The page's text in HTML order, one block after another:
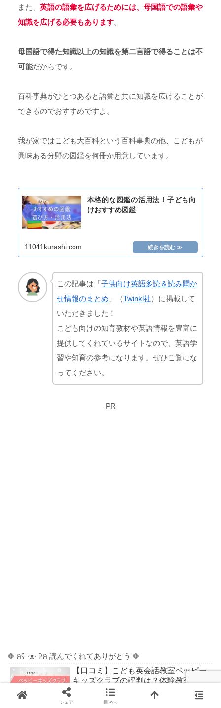
また、 英語の語彙を広げるためには、母国語での語彙や
知識を広げる必要もあります。
母国語で得た知識以上の知識を第二言語で得ることは不
可能だからです。
百科事典がひとつあると語彙と共に知識を広げることが
できるのでおすすめですよ。
我が家ではこども大百科という百科事典の他、こどもが
興味ある分野の図鑑を何冊か用意しています。
本格的な図鑑の活用法！子ども向
けおすすめ図鑑
11041kurashi.com
この記事は「子供向け英語多読＆読み聞か
せ情報のまとめ 」（Twinkl社）に掲載して
いただきました！
こども向けの知育教材や英語情報を豊富に
提供してくれているサイトなので、英語学
習や知育の参考になります。ぜひご覧にな
ってください。
PR
❁ ฅʕ ·ᴥ· ʔฅ 読んでくれてありがとう ❁
【口コミ】こども英会話教室ペッピー
キッズクラブの評判は？体験教室受講
＆入会した感想
シェア 目次へ